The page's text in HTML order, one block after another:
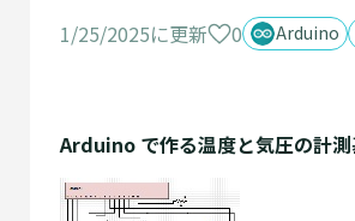
1/25/2025に更新
0 Arduino
Arduino で作る温度と気圧の計